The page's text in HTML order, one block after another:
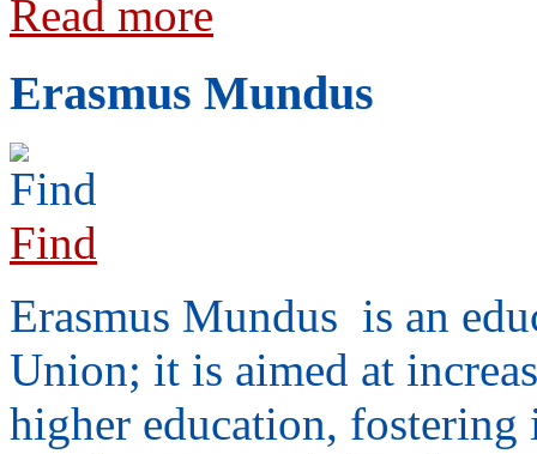
Read more
Erasmus Mundus
Find
Erasmus Mundus is an
Union; it is aimed at
higher education,